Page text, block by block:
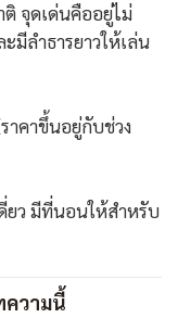
จุดเด่นคืออยู่ไม่
มีลำธารยาวให้เล่น
าคาขึ้นอยู่กับช่วง
ว มีที่นอนให้สำหรับ
ความนี้